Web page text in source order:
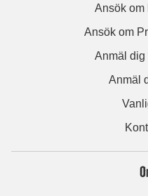
Ansök om
Ansök om
Anmäl dig
Anmäl